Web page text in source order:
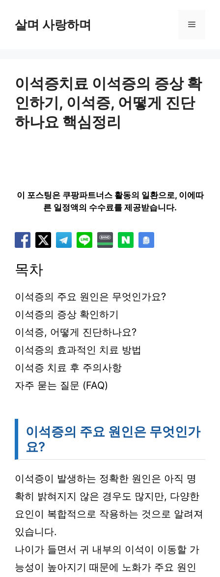
살며 사랑하며 메
이석증치료 이석증의 증상 확
인하기, 이석증, 어떻게 진단
하나요 핵심정리
이 포스팅은 쿠팡파트너스 활동의 일환으로, 이에따
른 일정액의 수수료를 제공받습니다.
목차
이석증의 주요 원인은 무엇인가요?
이석증의 증상 확인하기
이석증, 어떻게 진단하나요?
이석증의 효과적인 치료 방법
이석증 치료 후 주의사항
자주 묻는 질문 (FAQ)
이석증의 주요 원인은 무엇인가
요?
이석증이 발생하는 정확한 원인은 아직 명
확히 밝혀지지 않은 경우도 많지만, 다양한
요인이 복합적으로 작용하는 것으로 알려져
있습니다.
나이가 들면서 귀 내부의 이석이 이동할 가
능성이 높아지기 때문에 노화가 주요 원인